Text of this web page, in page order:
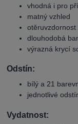
vhodná i pro
matný vzhled
otěruvzdornost
dlouhodobá
výrazná krycí
Odstín:
bílý a 21
jednotlivé
Vydatnost: